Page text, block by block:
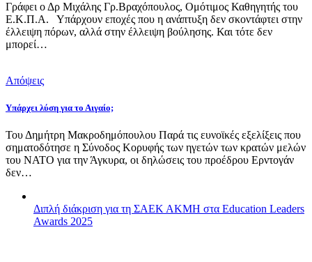
Γράφει ο Δρ Μιχάλης Γρ.Βραχόπουλος, Ομότιμος Καθηγητής του
Ε.Κ.Π.Α. Υπάρχουν εποχές που η ανάπτυξη δεν σκοντάφτει στην
έλλειψη πόρων, αλλά στην έλλειψη βούλησης. Και τότε δεν
μπορεί…
Απόψεις
Υπάρχει λύση για το Αιγαίο;
Του Δημήτρη Μακροδημόπουλου Παρά τις ευνοϊκές εξελίξεις που
σηματοδότησε η Σύνοδος Κορυφής των ηγετών των κρατών μελών
του ΝΑΤΟ για την Άγκυρα, οι δηλώσεις του προέδρου Ερντογάν
δεν…
Διπλή διάκριση για τη ΣΑΕΚ ΑΚΜΗ στα Education Leaders
Awards 2025